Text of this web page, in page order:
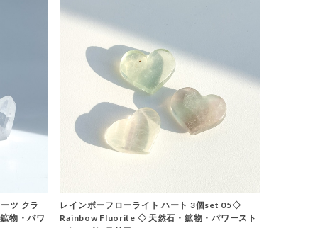
ツ クラ
物・パワ
レインボーフローライト ハート 3個set 05◇
Rainbow Fluorite ◇ 天然石・鉱物・パワースト